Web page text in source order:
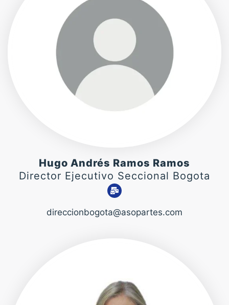
Hugo Andrés Ramos Ramos
Director Ejecutivo Seccional Bogota
direccionbogota@asopartes.com